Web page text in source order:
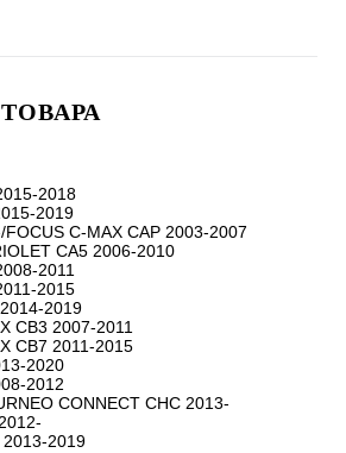
2018
2019
C-MAX CAP 2003-2007
CA5 2006-2010
2011
2015
2019
CB3 2007-2011
CB7 2011-2015
2020
2012
CONNECT CHC 2013-
2013-2019